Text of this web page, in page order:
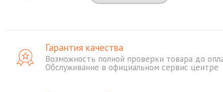
Гарантия качества
Возможность полной проверки товара до
Обслуживание в официальном сервис центре